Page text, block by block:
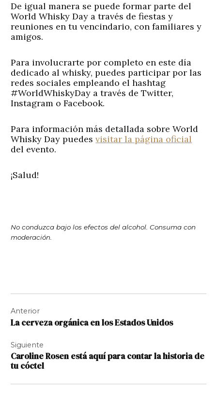
De igual manera se puede formar parte del
World Whisky Day a través de fiestas y
reuniones en tu vencindario, con familiares y
amigos.
Para involucrarte por completo en este día
dedicado al whisky, puedes participar por las
redes sociales empleando el hashtag
#WorldWhiskyDay a través de Twitter,
Instagram o Facebook.
Para información más detallada sobre World
Whisky Day puedesvisitar la página oficial
del evento.
¡Salud!
No conduzca bajo los efectos del alcohol. Consuma con
moderación.
de
entradas
Anterior
La cerveza orgánica en los Estados Unidos
Siguiente
Caroline Rosen está aquí para contar la historia de
tu cóctel